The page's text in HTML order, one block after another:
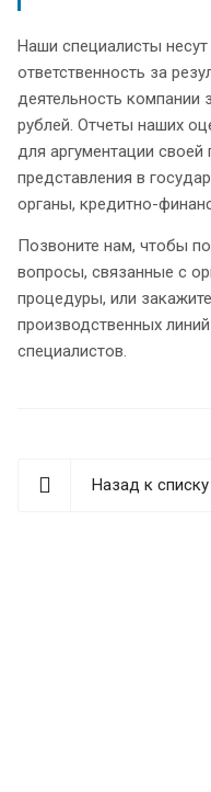
Наши специалисты
ответственность за
деятельность компании
рублей. Отчеты наших
для аргументации своей
представления в
органы, кредитно-
Позвоните нам, чтобы
вопросы, связанные с
процедуры, или
производственных
специалистов.
Назад к списку